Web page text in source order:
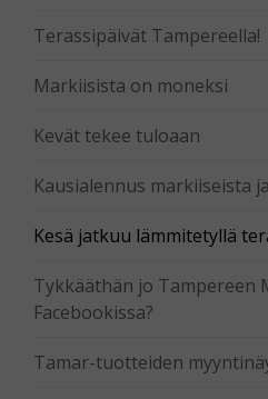
Terassipäivät Tampereella!
Markiisista on moneksi
Kevät tekee tuloaan
Kausialennus markiiseista
Kesä jatkuu lämmitetyllä
Tykkääthän jo Tampereen
Facebookissa?
Tamar-tuotteiden